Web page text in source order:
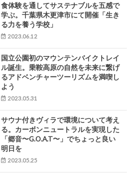
食体験を通してサステナブルを五感で
学ぶ。千葉県木更津市にて開催「生き
る力を養う学校」
2023.06.12
国立公園初のマウンテンバイクトレイ
ル誕生。乗鞍高原の自然を未来に繋げ
るアドベンチャーツーリズムを満喫し
よう
2023.05.31
サウナ付きヴィラで環境について考え
る。カーボンニュートラルを実現した
「郷音〜G.O.A.T〜」でちょっと良い
明日を
2023.05.25